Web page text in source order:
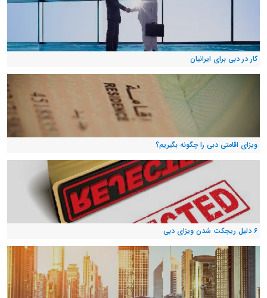
کار در دبی برای ایرانیان
ویزای اقامتی دبی را چگونه بگیریم؟
۶ دلیل ریجکت شدن ویزای دبی